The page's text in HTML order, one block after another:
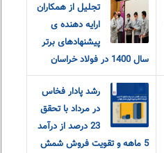
تجلیل از همکاران
ارایه دهنده ی
پیشنهادهای برتر
سال 1400 در فولاد خراسان
رشد پادار فخاس
در مرداد با تحقق
23 درصد از درآمد
5 ماهه و تقویت فروش شمش